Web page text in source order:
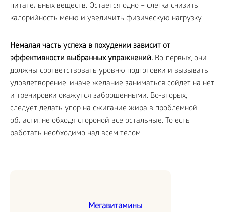
питательных веществ. Остается одно – слегка снизить
калорийность меню и увеличить физическую нагрузку.
Немалая часть успеха в похудении зависит от
эффективности выбранных упражнений. Во-первых, они
должны соответствовать уровню подготовки и вызывать
удовлетворение, иначе желание заниматься сойдет на нет
и тренировки окажутся заброшенными. Во-вторых,
следует делать упор на сжигание жира в проблемной
области, не обходя стороной все остальные. То есть
работать необходимо над всем телом.
Мегавитамины